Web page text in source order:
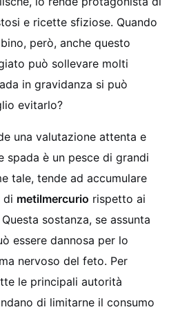
e ricette sfiziose. Quando
però, anche questo
può sollevare molti
in gravidanza si può
evitarlo?
una valutazione attenta e
spada è un pesce di grandi
tale, tende ad accumulare
di metilmercurio rispetto ai
sostanza, se assunta
essere dannosa per lo
nervoso del feto. Per
le principali autorità
di limitarne il consumo